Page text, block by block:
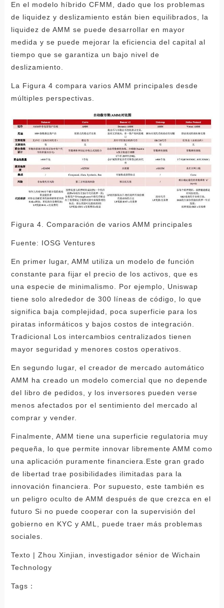
En el modelo híbrido CFMM, dado que los problemas
de liquidez y deslizamiento están bien equilibrados, la
liquidez de AMM se puede desarrollar en mayor
medida y se puede mejorar la eficiencia del capital al
tiempo que se garantiza un bajo nivel de
deslizamiento.
La Figura 4 compara varios AMM principales desde
múltiples perspectivas.
Figura 4. Comparación de varios AMM principales
Fuente: IOSG Ventures
En primer lugar, AMM utiliza un modelo de función
constante para fijar el precio de los activos, que es
una especie de minimalismo. Por ejemplo, Uniswap
tiene solo alrededor de 300 líneas de código, lo que
significa baja complejidad, poca superficie para los
piratas informáticos y bajos costos de integración.
Tradicional Los intercambios centralizados tienen
mayor seguridad y menores costos operativos.
En segundo lugar, el creador de mercado automático
AMM ha creado un modelo comercial que no depende
del libro de pedidos, y los inversores pueden verse
menos afectados por el sentimiento del mercado al
comprar y vender.
Finalmente, AMM tiene una superficie regulatoria muy
pequeña, lo que permite innovar libremente AMM como
una aplicación puramente financiera.Este gran grado
de libertad trae posibilidades ilimitadas para la
innovación financiera. Por supuesto, este también es
un peligro oculto de AMM después de que crezca en el
futuro Si no puede cooperar con la supervisión del
gobierno en KYC y AML, puede traer más problemas
sociales.
Texto | Zhou Xinjian, investigador sénior de Wichain
Technology
Tags：